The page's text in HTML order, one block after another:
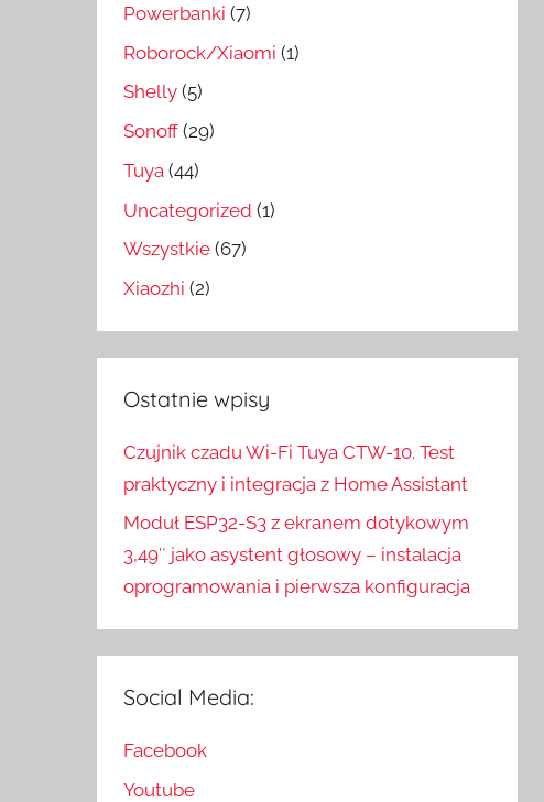
Powerbanki (7)
Roborock/Xiaomi (1)
Shelly (5)
Sonoff (29)
Tuya (44)
Uncategorized (1)
Wszystkie (67)
Xiaozhi (2)
Ostatnie wpisy
Czujnik czadu Wi-Fi Tuya CTW-10. Test
praktyczny i integracja z Home Assistant
Moduł ESP32-S3 z ekranem dotykowym
3,49″ jako asystent głosowy – instalacja
oprogramowania i pierwsza konfiguracja
Social Media:
Facebook
Youtube